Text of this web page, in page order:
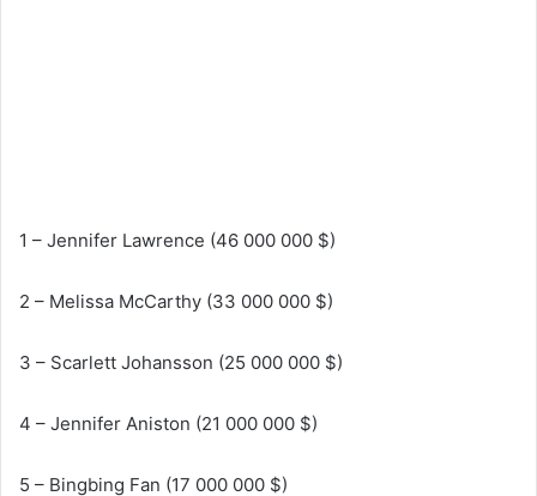
1 – Jennifer Lawrence (46 000 000 $)
2 – Melissa McCarthy (33 000 000 $)
3 – Scarlett Johansson (25 000 000 $)
4 – Jennifer Aniston (21 000 000 $)
5 – Bingbing Fan (17 000 000 $)